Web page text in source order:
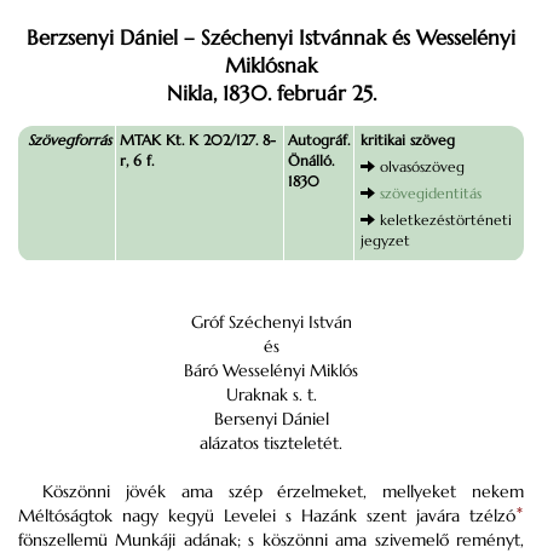
Berzsenyi Dániel – Széchenyi Istvánnak és Wesselényi
Miklósnak
Nikla, 1830. február 25.
Szövegforrás MTAK Kt. K 202/127. 8-
r, 6 f.
Autográf.
Önálló.
1830
kritikai szöveg
olvasószöveg
szövegidentitás
keletkezéstörténeti
jegyzet
Gróf Széchenyi István
és
Báró Wesselényi Miklós
Uraknak s. t.
Bersenyi Dániel
alázatos tiszteletét.
Köszönni jövék ama szép érzelmeket, mellyeket nekem
Méltóságtok nagy kegyü Levelei s Hazánk szent javára tzélzó*
fönszellemü Munkáji adának; s köszönni ama szivemelő reményt,